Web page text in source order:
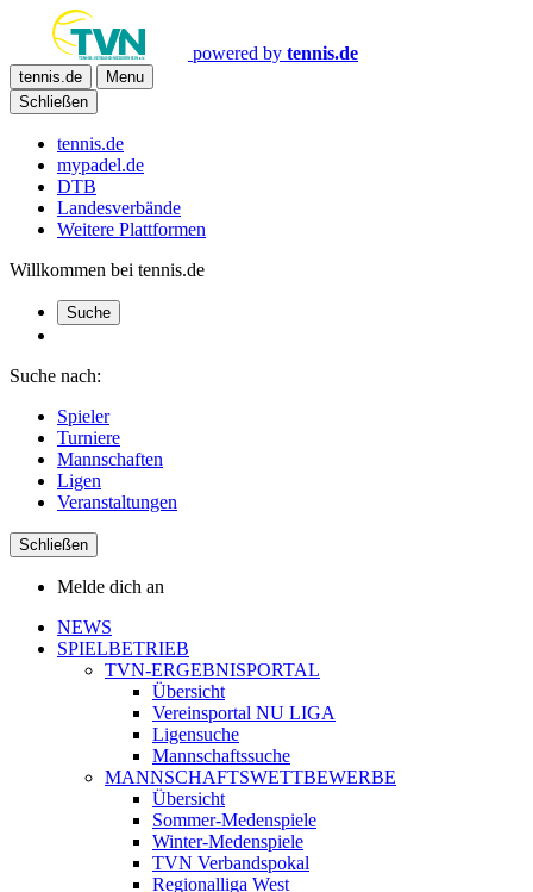
powered by tennis.de
tennis.de
Menu
Schließen
tennis.de
mypadel.de
DTB
Landesverbände
Weitere Plattformen
Willkommen bei tennis.de
Suche
Suche nach:
Spieler
Turniere
Mannschaften
Ligen
Veranstaltungen
Schließen
Melde dich an
NEWS
SPIELBETRIEB
TVN-ERGEBNISPORTAL
Übersicht
Vereinsportal NU LIGA
Ligensuche
Mannschaftssuche
MANNSCHAFTSWETTBEWERBE
Übersicht
Sommer-Medenspiele
Winter-Medenspiele
TVN Verbandspokal
Regionalliga West